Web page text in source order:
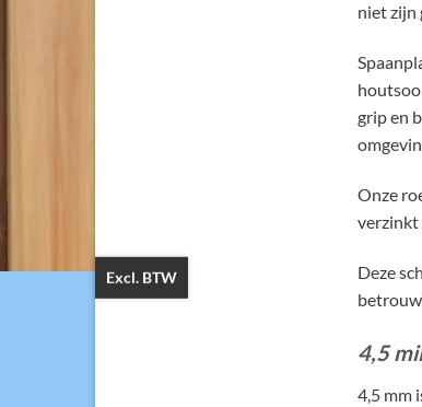
niet zijn
grip en
Onze
verzinkt
Deze
4,5
4,5 mm
Excl. BTW